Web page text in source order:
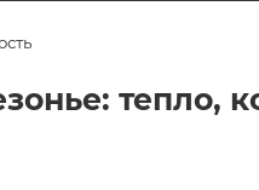
тепло,